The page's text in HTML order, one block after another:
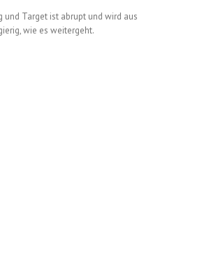
und Target ist abrupt und wird aus
wie es weitergeht.